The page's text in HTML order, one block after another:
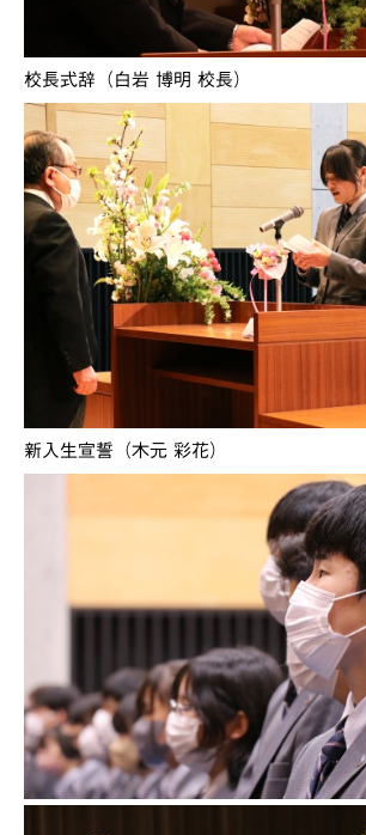
校長式辞（白岩 博明 校長）
新入生宣誓（木元 彩花）